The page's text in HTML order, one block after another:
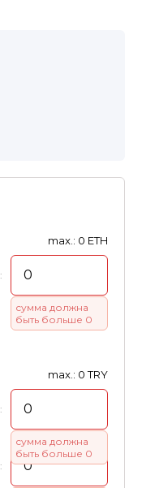
max.: 0 ETH
:
сумма должна
быть больше 0
max.: 0 TRY
:
сумма должна
быть больше 0
: